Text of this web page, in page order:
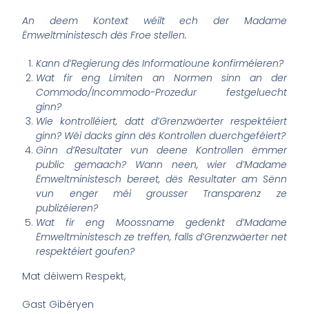
An deem Kontext wéilt ech der Madame
Ëmweltministesch dës Froe stellen.
Kann d’Regierung dës Informatioune konfirméieren?
Wat fir eng Limiten an Normen sinn an der
Commodo/Incommodo-Prozedur festgeluecht
ginn?
Wie kontrolléiert, datt d’Grenzwäerter respektéiert
ginn? Wéi dacks ginn dës Kontrollen duerchgeféiert?
Ginn d’Resultater vun deene Kontrollen ëmmer
public gemaach? Wann neen, wier d’Madame
Ëmweltministesch bereet, dës Resultater am Sënn
vun enger méi grousser Transparenz ze
publizéieren?
Wat fir eng Moossname gedenkt d’Madame
Ëmweltministesch ze treffen, falls d’Grenzwäerter net
respektéiert goufen?
Mat déiwem Respekt,
Gast Gibéryen